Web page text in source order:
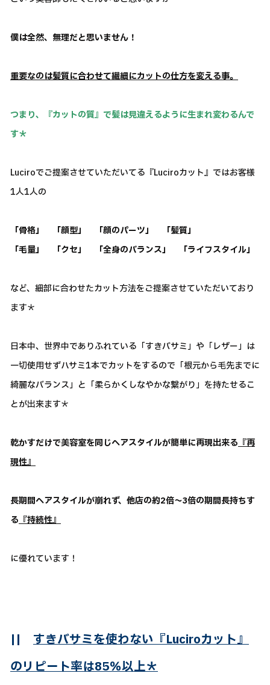
僕は全然、無理だと思いません！
重要なのは髪質に合わせて繊細にカットの仕方を変える事。
つまり、『カットの質』で髪は見違えるように生まれ変わるんで
す＊
Luciroでご提案させていただいてる『Luciroカット』ではお客様
1人1人の
「骨格」 「顔型」 「顔のパーツ」 「髪質」
「毛量」 「クセ」 「全身のバランス」 「ライフスタイル」
など、細部に合わせたカット方法をご提案させていただいており
ます＊
日本中、世界中でありふれている「すきバサミ」や「レザー」は
一切使用せずハサミ1本でカットをするので「根元から毛先までに
綺麗なバランス」と「柔らかくしなやかな繋がり」を持たせるこ
とが出来ます＊
乾かすだけで美容室を同じヘアスタイルが簡単に再現出来る『再
現性』
長期間ヘアスタイルが崩れず、他店の約2倍～3倍の期間長持ちす
る『持続性』
に優れています！
|| すきバサミを使わない『Luciroカット』
のリピート率は85％以上＊